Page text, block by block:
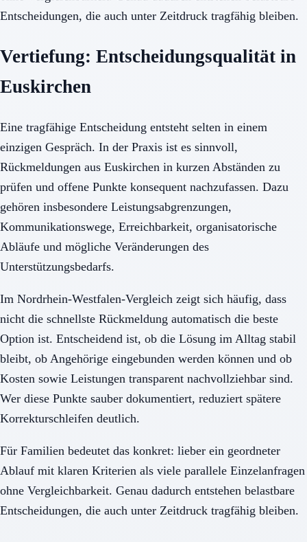
Entscheidungen, die auch unter Zeitdruck tragfähig bleiben.
Vertiefung: Entscheidungsqualität in
Euskirchen
Eine tragfähige Entscheidung entsteht selten in einem
einzigen Gespräch. In der Praxis ist es sinnvoll,
Rückmeldungen aus Euskirchen in kurzen Abständen zu
prüfen und offene Punkte konsequent nachzufassen. Dazu
gehören insbesondere Leistungsabgrenzungen,
Kommunikationswege, Erreichbarkeit, organisatorische
Abläufe und mögliche Veränderungen des
Unterstützungsbedarfs.
Im Nordrhein-Westfalen-Vergleich zeigt sich häufig, dass
nicht die schnellste Rückmeldung automatisch die beste
Option ist. Entscheidend ist, ob die Lösung im Alltag stabil
bleibt, ob Angehörige eingebunden werden können und ob
Kosten sowie Leistungen transparent nachvollziehbar sind.
Wer diese Punkte sauber dokumentiert, reduziert spätere
Korrekturschleifen deutlich.
Für Familien bedeutet das konkret: lieber ein geordneter
Ablauf mit klaren Kriterien als viele parallele Einzelanfragen
ohne Vergleichbarkeit. Genau dadurch entstehen belastbare
Entscheidungen, die auch unter Zeitdruck tragfähig bleiben.